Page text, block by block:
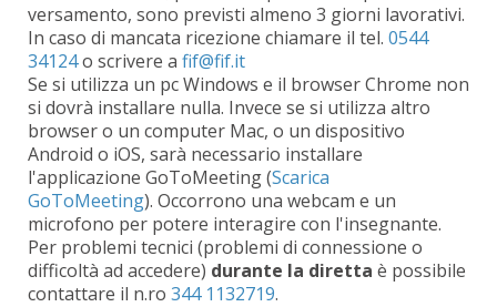
versamento, sono previsti almeno 3 giorni lavorativi.
In caso di mancata ricezione chiamare il tel. 0544
34124o scrivere a
Se si utilizza un pc Windows e il browser Chrome non
si dovrà installare nulla. Invece se si utilizza altro
browser o un computer Mac, o un dispositivo
Android o iOS, sarà necessario installare
l'applicazione GoToMeeting (Scarica
GoToMeeting). Occorrono una webcam e un
microfono per potere interagire con l'insegnante.
Per problemi tecnici (problemi di connessione o
difficoltà ad accedere) durante la diretta è possibile
contattare il n.ro 344 1132719.